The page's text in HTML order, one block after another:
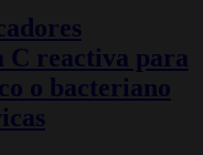
C reactiva para
o bacteriano